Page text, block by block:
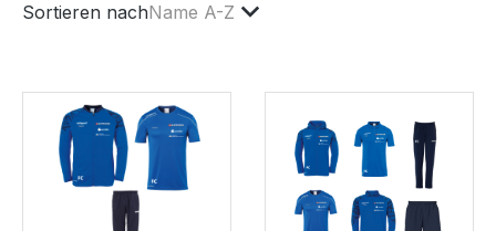
Sortieren nachName A-Z